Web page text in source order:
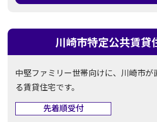
川崎市特定公共賃貸
中堅ファミリー世帯向けに、川崎市が
る賃貸住宅です。
先着順受付